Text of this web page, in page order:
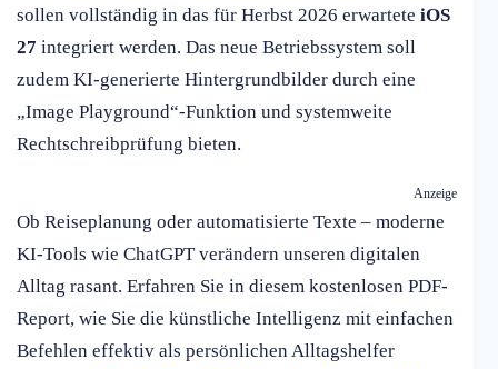
sollen vollständig in das für Herbst 2026 erwartete iOS
27 integriert werden. Das neue Betriebssystem soll
zudem KI-generierte Hintergrundbilder durch eine
„Image Playground“-Funktion und systemweite
Rechtschreibprüfung bieten.
Anzeige
Ob Reiseplanung oder automatisierte Texte – moderne
KI-Tools wie ChatGPT verändern unseren digitalen
Alltag rasant. Erfahren Sie in diesem kostenlosen PDF-
Report, wie Sie die künstliche Intelligenz mit einfachen
Befehlen effektiv als persönlichen Alltagshelfer